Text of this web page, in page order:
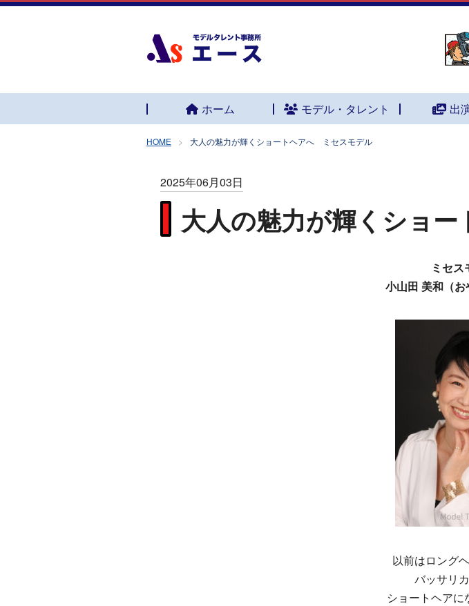
ホーム モデル・タレント 出
HOME 大人の魅力が輝くショートヘアへ ミセスモデル
2025年06月03日
大人の魅力が輝くショ
ミセス
小山田 美和（
以前はロング
バッサリ
ショートヘアに